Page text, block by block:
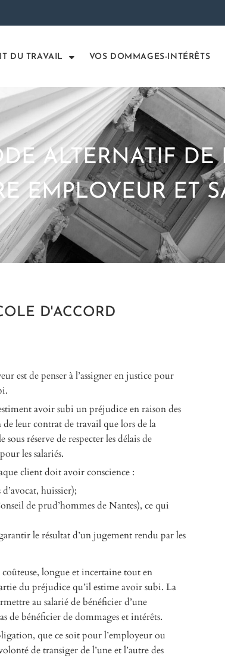
DU TRAVAIL VOS DOMMAGES-INTÉRÊTS
ALTERNATIF DE
EMPLOYEUR ET
D'ACCORD
est de penser à l’assigner en justice pour
avoir subi un préjudice en raison des
leur contrat de travail que lors de la
réserve de respecter les délais de
les salariés.
client doit avoir conscience :
huissier);
de prud’hommes de Nantes), ce qui
le résultat d’un jugement rendu par les
longue et incertaine tout en
du préjudice qu’il estime avoir subi. La
au salarié de bénéficier d’une
de bénéficier de dommages et intérêts.
que ce soit pour l’employeur ou
de transiger de l’une et l’autre des